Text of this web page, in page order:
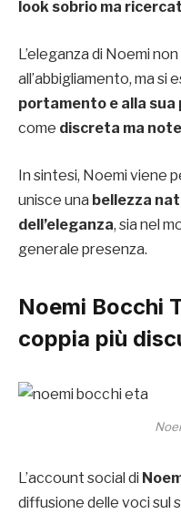
look sobrio ma
L’eleganza di Noemi
all’abbigliamento, ma si
portamento e alla sua
come discreta ma
In sintesi, Noemi viene
unisce una bellezza
dell’eleganza, sia nel
generale presenza.
Noemi Bocchi
coppia più
L’account social di
diffusione delle voci sul